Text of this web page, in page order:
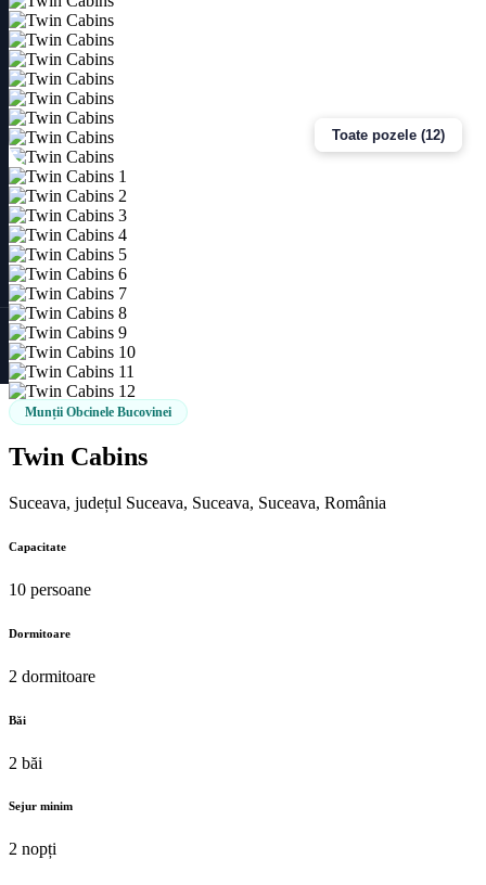
Toate pozele (12)
Munții Obcinele Bucovinei
Twin Cabins
Suceava, județul Suceava, Suceava, Suceava, România
Capacitate
10 persoane
Dormitoare
2 dormitoare
Băi
2 băi
Sejur minim
2 nopți